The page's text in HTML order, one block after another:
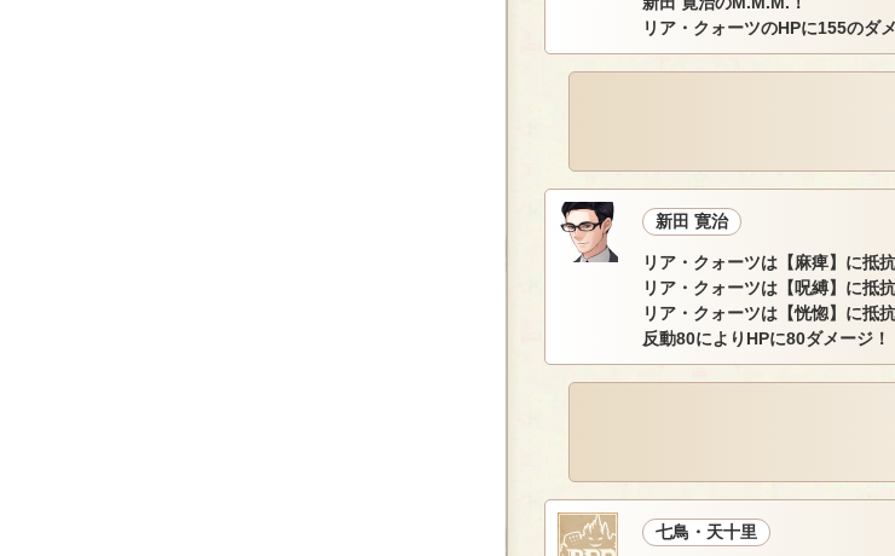
リア・クォーツのHPに155のダ
新田 寛治
リア・クォーツは【麻痺】に抵
リア・クォーツは【呪縛】に抵
リア・クォーツは【恍惚】に抵
反動80によりHPに80ダメージ！
七鳥・天十里